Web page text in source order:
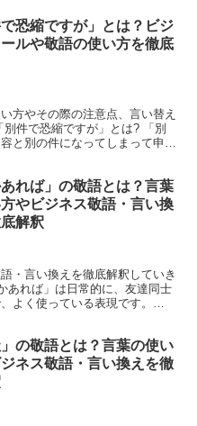
で恐縮ですが」とは？ビジ
ルや敬語の使い方を徹底
方やその際の注意点、言い替え
件で恐縮ですが」とは? 「別
と別の件になってしまって申し
あれば」の敬語とは？言葉
やビジネス敬語・言い換
解釈
・言い換えを徹底解釈していき
あれば」は日常的に、友達同士
よく使っている表現です。
」の敬語とは？言葉の使い
ネス敬語・言い換えを徹